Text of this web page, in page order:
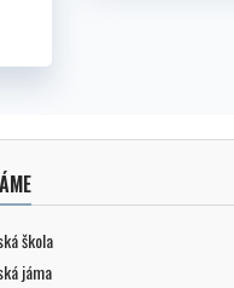
škola
jáma